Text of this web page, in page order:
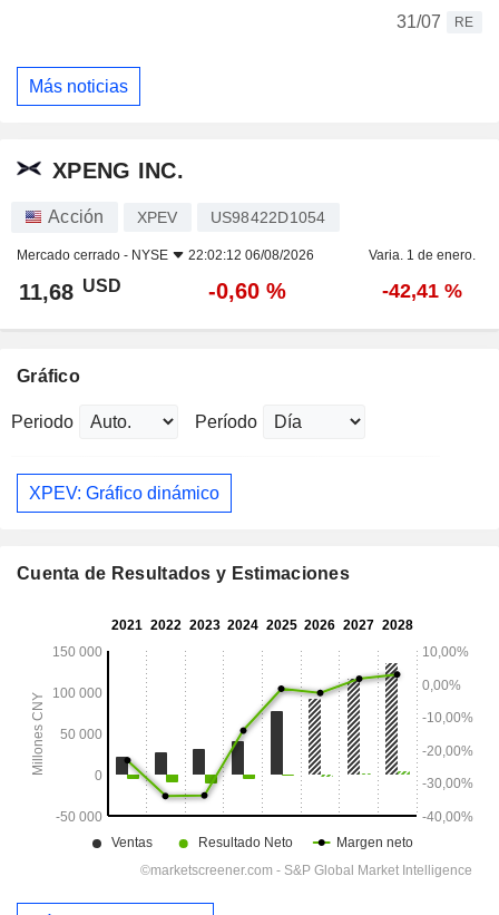
31/07
RE
Más noticias
XPENG INC.
Acción XPEV US98422D1054
Mercado cerrado - NYSE 22:02:12 06/08/2026 Varia. 1 de enero.
11,68 USD -0,60 % -42,41 %
Gráfico
Periodo Período
XPEV: Gráfico dinámico
Cuenta de Resultados y Estimaciones